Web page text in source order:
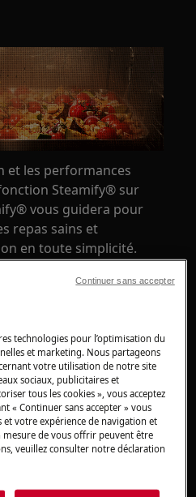
et les performances
Steamify® sur
vous guidera pour
repas sains et
en toute simplicité.
et pourquoi
?
sont pas conscients des
la cuisson à la vapeur. La
les nutriments, les
les saveurs. Vos repas
matières grasses car
et les jus seront
vous cuisinez à la
technologies pour l’optimisation du
et marketing. Nous partageons
votre utilisation de notre site
sociaux, publicitaires et
tous les cookies », vous acceptez
« Continuer sans accepter » vous
et votre expérience de navigation et
mesure de vous offrir peuvent être
veuillez consulter notre déclaration
Continuer sans accepter